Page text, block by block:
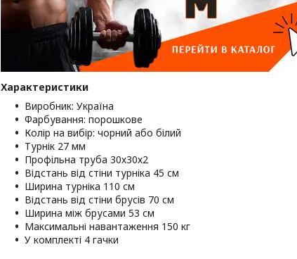
Характеристики
Виробник: Україна
Фарбування: порошкове
Колір на вибір: чорний або білий
Турнік 27 мм
Профільна труба 30х30х2
Відстань від стіни турніка 45 см
Ширина турніка 110 см
Відстань від стіни брусів 70 см
Ширина між брусами 53 см
Максимальні навантаження 150 кг
У комплекті 4 гачки